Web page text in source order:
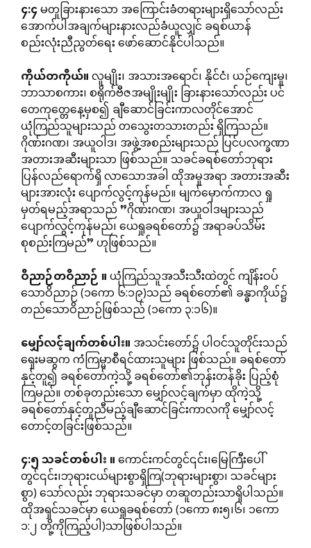
၄:၄မတူခြားနားသော အကြောင်းခံတရားများရှိသော်လည်း
အောက်ပါအချက်များနားလည်ခံယူလျှင် ခရစ်ယာန်
စည်းလုံးညီညွတ်ရေး ဖော်ဆောင်နိုင်ပါသည်။
ကိုယ်တကိုယ်။လူမျိုး၊ အသားအရောင်၊ နိုင်ငံ၊ ယဉ်ကျေးမှု၊
ဘာသာစကား၊ စရိုက်ဗီဇအမျိုးမျိုး ခြားနားသော်လည်း ပင်
တေကုတ္တေနေ့မှစ၍ ချီဆောင်ခြင်းကာလတိုင်အောင်
ယုံကြည်သူများသည် တသွေးတသားတည်း ရှိကြသည်။
ဂိုဏ်းဂဏ၊ အယူဝါဒ၊ အဖွဲ့အစည်းများသည် ပြင်ပလက္ခဏာ
အတားအဆီးများသာ ဖြစ်သည်။ သခင်ခရစ်တော်ဘုရား
ပြန်လည်ရောက်ရှိ လာသောအခါ ထိုအမှုအရာ အတားအဆီး
များအားလုံး ပျောက်လွင့်ကုန်မည်။ မျက်မှောက်ကာလ ရှု
မှတ်ရမည့်အရာသည် ”ဂိုဏ်းဂဏ၊ အယူဝါဒများသည်
ပျောက်လွင့်ကုန်မည်၊ ယေရှုခရစ်တော်၌ အရာခပ်သိမ်း
စုစည်းကြမည်” ဟုဖြစ်သည်။
ဝိညာဉ်တဝိညာဉ်။ယုံကြည်သူအသီးသီးထဲတွင် ကျိန်းဝပ်
သောဝိညာဉ် (၁ကော ၆:၁၉)သည် ခရစ်တော်၏ ခန္ဓာကိုယ်၌
တည်သောဝိညာဉ်ဖြစ်သည် (၁ကော ၃:၁၆)။
မျှော်လင့်ချက်တစ်ပါး။အသင်းတော်၌ ပါဝင်သူတိုင်းသည်
ရှေးမဆွက ကံကြမ္မာစီရင်ထားသူများ ဖြစ်သည်။ ခရစ်တော်
နှင့်တူ၍ ခရစ်တော်ကဲ့သို့ ခရစ်တော်၏ဘုန်းတန်ခိုး ပြည့်စုံ
ကြမည်။ တစ်ခုတည်းသော မျှော်လင့်ချက်မှာ ထိုကဲ့သို့
ခရစ်တော်နှင့်တူညီမည့်ချီဆောင်ခြင်းကာလကို မျှော်လင့်
တောင့်တခြင်းဖြစ်သည်။
၄:၅သခင်တစ်ပါး။ကောင်းကင်တွင်၎င်း၊မြေကြီးပေါ်
တွင်၎င်း၊ဘုရားငယ်များစွာရှိကြ(ဘုရားများစွာ၊ သခင်များ
စွာ) သော်လည်း ဘုရားသခင်မှာ တဆူတည်းသာရှိပါသည်။
ထိုအရှင်သခင်မှာ ယေရှုခရစ်တော် (၁ကော ၈း၅၊၆၊ ၁ကော
၁:၂ တို့ကိုကြည့်ပါ)သာဖြစ်ပါသည်။